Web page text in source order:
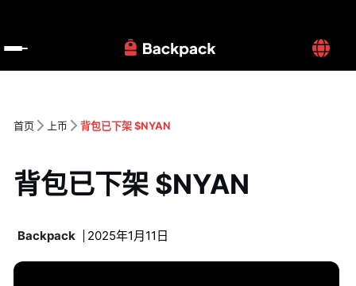
首页 上币 背包已下架 $NYAN
背包已下架 $NYAN
Backpack 2025年1月11日